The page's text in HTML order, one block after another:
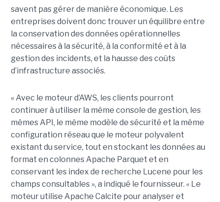
savent pas gérer de manière économique. Les
entreprises doivent donc trouver un équilibre entre
la conservation des données opérationnelles
nécessaires à la sécurité, à la conformité et à la
gestion des incidents, et la hausse des coûts
d’infrastructure associés.
« Avec le moteur d’AWS, les clients pourront
continuer à utiliser la même console de gestion, les
mêmes API, le même modèle de sécurité et la même
configuration réseau que le moteur polyvalent
existant du service, tout en stockant les données au
format en colonnes Apache Parquet et en
conservant les index de recherche Lucene pour les
champs consultables », a indiqué le fournisseur. « Le
moteur utilise Apache Calcite pour analyser et